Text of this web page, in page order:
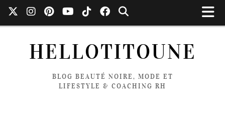
HELLOTITOUNE
BLOG BEAUTÉ NOIRE, MODE ET
LIFESTYLE & COACHING RH